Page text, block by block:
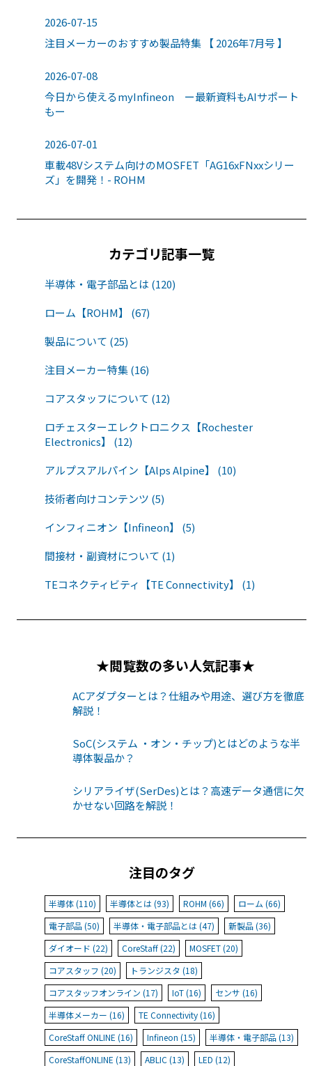
2026-07-15
注目メーカーのおすすめ製品特集 【 2026年7月号 】
2026-07-08
今日から使えるmyInfineon ー最新資料もAIサポート
もー
2026-07-01
車載48Vシステム向けのMOSFET「AG16xFNxxシリー
ズ」を開発！- ROHM
カテゴリ記事一覧
半導体・電子部品とは (120)
ローム【ROHM】 (67)
製品について (25)
注目メーカー特集 (16)
コアスタッフについて (12)
ロチェスターエレクトロニクス【Rochester
Electronics】 (12)
アルプスアルパイン【Alps Alpine】 (10)
技術者向けコンテンツ (5)
インフィニオン【Infineon】 (5)
間接材・副資材について (1)
TEコネクティビティ【TE Connectivity】 (1)
★閲覧数の多い人気記事★
ACアダプターとは？仕組みや用途、選び方を徹底
解説！
SoC(システム ・オン・チップ)とはどのような半
導体製品か？
シリアライザ(SerDes)とは？高速データ通信に欠
かせない回路を解説！
注目のタグ
半導体 (110) 半導体とは (93) ROHM (66)
ローム (66)
電子部品 (50)
半導体・電子部品とは (47)
新製品 (36)
ダイオード (22)
CoreStaff (22)
MOSFET (20)
コアスタッフ (20)
トランジスタ (18)
コアスタッフオンライン (17)
IoT (16)
センサ (16)
半導体メーカー (16)
TE Connectivity (16)
CoreStaff ONLINE (16)
Infineon (15)
半導体・電子部品 (13)
CoreStaffONLINE (13)
ABLIC (13)
LED (12)